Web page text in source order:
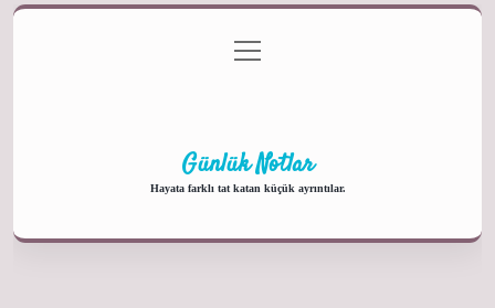
Gizlilik Politikası
menüyü
aç
Günlük Notlar
Hayata farklı tat katan küçük ayrıntılar.